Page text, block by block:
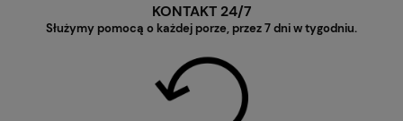
KONTAKT 24/7
Służymy pomocą o każdej porze, przez 7 dni w tygodniu.